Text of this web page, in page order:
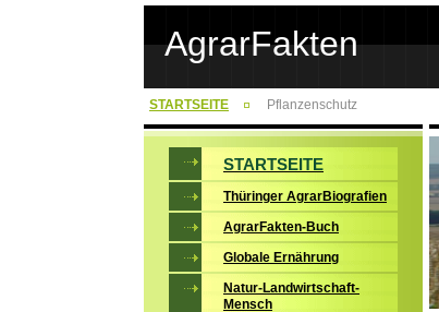
AgrarFakten
STARTSEITE Pflanzenschutz
STARTSEITE
Thüringer AgrarBiografien
AgrarFakten-Buch
Globale Ernährung
Natur-Landwirtschaft-
Mensch